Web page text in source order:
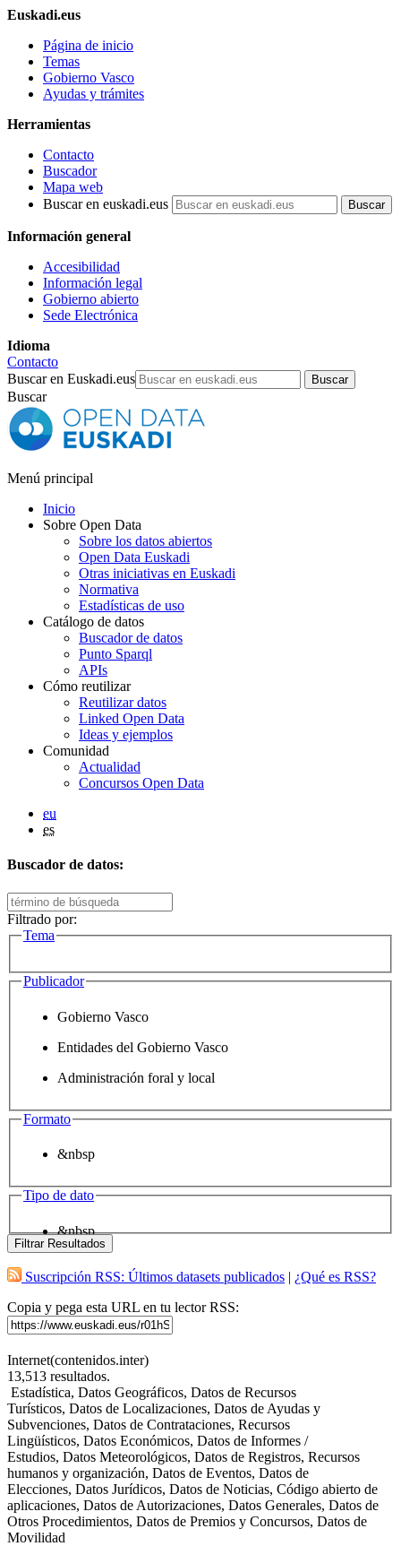
Euskadi.eus
Página de inicio
Temas
Gobierno Vasco
Ayudas y trámites
Herramientas
Contacto
Buscador
Mapa web
Buscar en euskadi.eus
Información general
Accesibilidad
Información legal
Gobierno abierto
Sede Electrónica
Idioma
Contacto
Buscar en Euskadi.eus
Buscar
Menú principal
Inicio
Sobre Open Data
Sobre los datos abiertos
Open Data Euskadi
Otras iniciativas en Euskadi
Normativa
Estadísticas de uso
Catálogo de datos
Buscador de datos
Punto Sparql
APIs
Cómo reutilizar
Reutilizar datos
Linked Open Data
Ideas y ejemplos
Comunidad
Actualidad
Concursos Open Data
eu
es
Buscador de datos:
Filtrado por:
Tema
Publicador
Gobierno Vasco
Entidades del Gobierno Vasco
Administración foral y local
Formato
&nbsp
Tipo de dato
&nbsp
Filtrar Resultados
Suscripción RSS: Últimos datasets publicados | ¿Qué es RSS?
Copia y pega esta URL en tu lector RSS:
Internet(contenidos.inter)
13,513 resultados.
Estadística, Datos Geográficos, Datos de Recursos
Turísticos, Datos de Localizaciones, Datos de Ayudas y
Subvenciones, Datos de Contrataciones, Recursos
Lingüísticos, Datos Económicos, Datos de Informes /
Estudios, Datos Meteorológicos, Datos de Registros, Recursos
humanos y organización, Datos de Eventos, Datos de
Elecciones, Datos Jurídicos, Datos de Noticias, Código abierto de
aplicaciones, Datos de Autorizaciones, Datos Generales, Datos de
Otros Procedimientos, Datos de Premios y Concursos, Datos de
Movilidad